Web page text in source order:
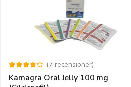
(7 recensioner)
Kamagra Oral Jelly 100 mg